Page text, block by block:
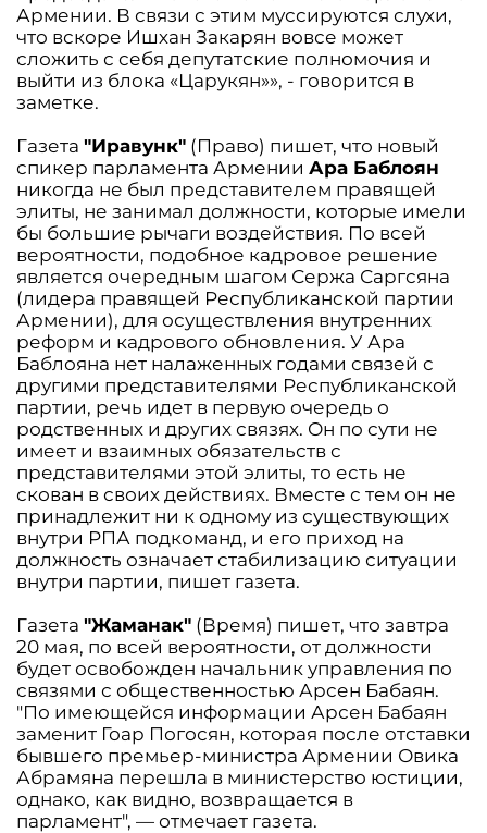
Армении. В связи с этим муссируются слухи,
что вскоре Ишхан Закарян вовсе может
сложить с себя депутатские полномочия и
выйти из блока «Царукян»», - говорится в
заметке.
Газета "Иравунк" (Право) пишет, что новый
спикер парламента Армении Ара Баблоян
никогда не был представителем правящей
элиты, не занимал должности, которые имели
бы большие рычаги воздействия. По всей
вероятности, подобное кадровое решение
является очередным шагом Сержа Саргсяна
(лидера правящей Республиканской партии
Армении), для осуществления внутренних
реформ и кадрового обновления. У Ара
Баблояна нет налаженных годами связей с
другими представителями Республиканской
партии, речь идет в первую очередь о
родственных и других связях. Он по сути не
имеет и взаимных обязательств с
представителями этой элиты, то есть не
скован в своих действиях. Вместе с тем он не
принадлежит ни к одному из существующих
внутри РПА подкоманд, и его приход на
должность означает стабилизацию ситуации
внутри партии, пишет газета.
Газета "Жаманак" (Время) пишет, что завтра
20 мая, по всей вероятности, от должности
будет освобожден начальник управления по
связями с общественностью Арсен Бабаян.
"По имеющейся информации Арсен Бабаян
заменит Гоар Погосян, которая после отставки
бывшего премьер-министра Армении Овика
Абрамяна перешла в министерство юстиции,
однако, как видно, возвращается в
парламент", — отмечает газета.